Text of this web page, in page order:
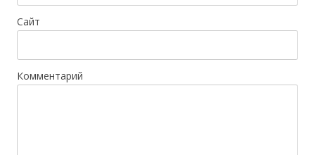
Сайт
Комментарий